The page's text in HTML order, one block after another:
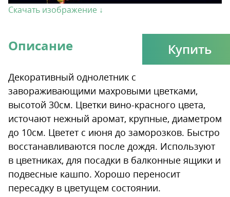
Скачать изображение ↓
Купить
Описание
Декоративный однолетник с
завораживающими махровыми цветками,
высотой 30см. Цветки вино-красного цвета,
источают нежный аромат, крупные, диаметром
до 10см. Цветет с июня до заморозков. Быстро
восстанавливаются после дождя. Используют
в цветниках, для посадки в балконные ящики и
подвесные кашпо. Хорошо переносит
пересадку в цветущем состоянии.